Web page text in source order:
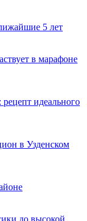
5 лет
в марафоне
идеального
в Узденском